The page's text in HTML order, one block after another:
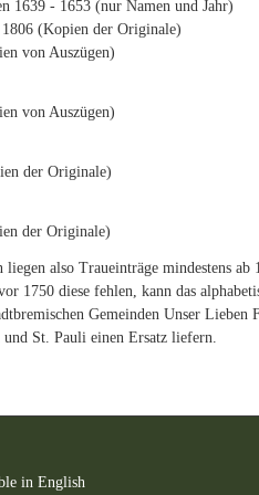
1639 - 1653 (nur Namen und Jahr)
(Kopien der Originale)
von Auszügen)
von Auszügen)
der Originale)
der Originale)
also Traueinträge mindestens ab
1750 diese fehlen, kann das
Gemeinden Unser Lieben
St. Pauli einen Ersatz liefern.
in English